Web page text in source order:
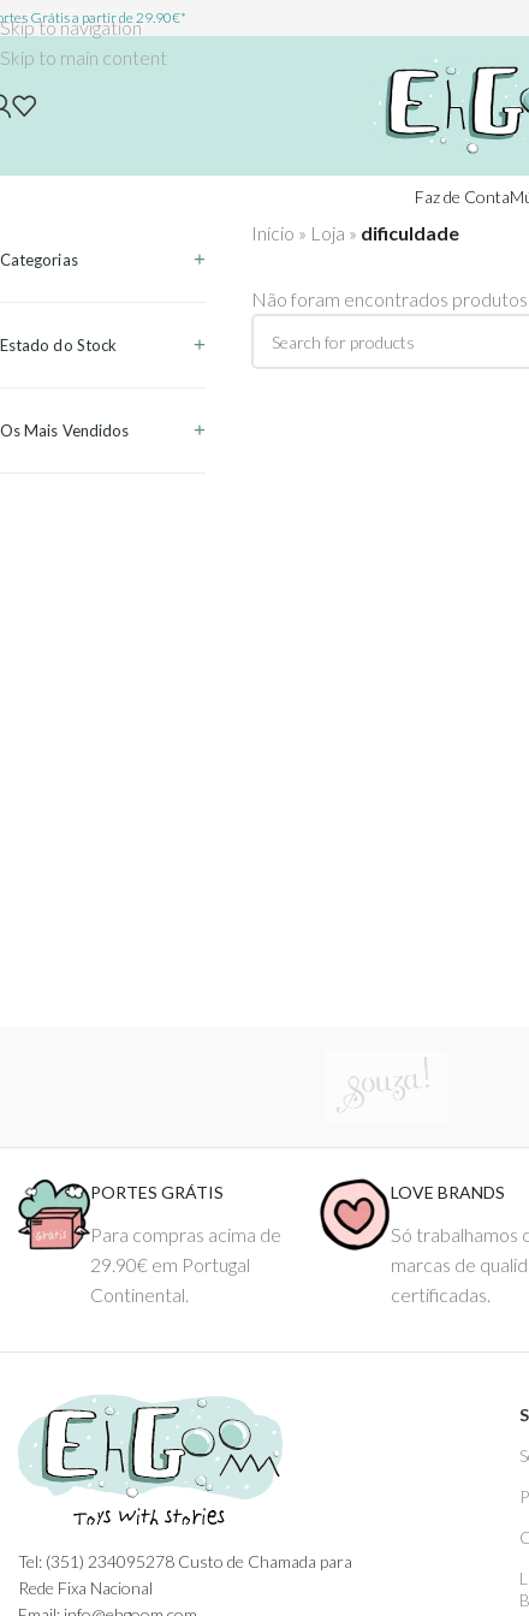
Skip to navigation
Skip to main content
Grátis a partir de 29.90€*
Faz de Conta
Categorias
Estado do Stock
Os Mais Vendidos
Início » Loja » dificuldade
Não foram encontrados
PORTES GRÁTIS
Para compras acima de
29.90€ em Portugal
Continental.
LOVE BRANDS
Só trabalhamos
marcas de
certificadas.
Tel: (351) 234095278 Custo de Chamada para
Rede Fixa Nacional